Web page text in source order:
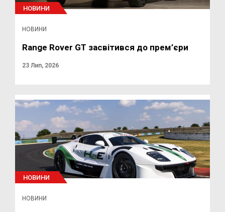
НОВИНИ
НОВИНИ
Range Rover GT засвітився до прем’єри
23 Лип, 2026
НОВИНИ
НОВИНИ